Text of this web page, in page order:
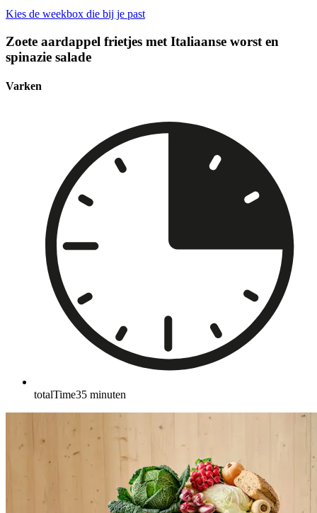
Kies de weekbox die bij je past
Zoete aardappel frietjes met Italiaanse worst en
spinazie salade
Varken
totalTime35 minuten